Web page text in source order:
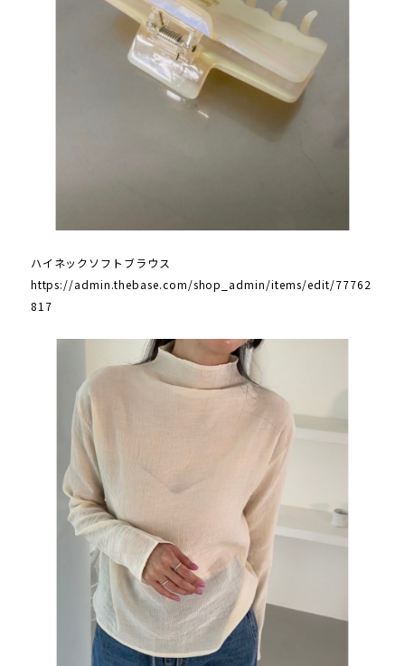
ハイネックソフトブラウス
https://admin.thebase.com/shop_admin/items/edit/77762
817